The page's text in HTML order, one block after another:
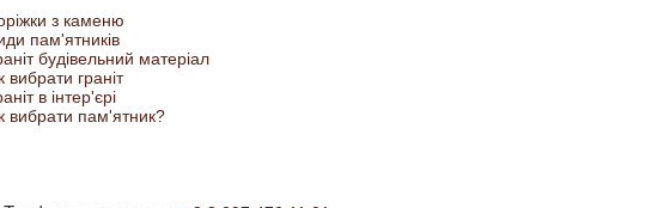
з каменю
пам'ятників
будівельний матеріал
вибрати граніт
в інтер'єрі
вибрати пам'ятник?